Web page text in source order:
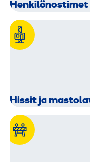
Henkilö­nostimet
Hissi­t ja